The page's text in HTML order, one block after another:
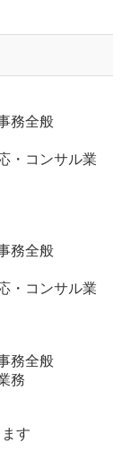
務全般
・コンサル業
務全般
・コンサル業
務全般
務
す